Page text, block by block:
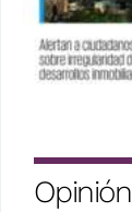
Opinión